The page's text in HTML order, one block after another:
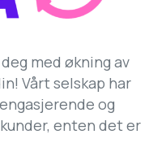
med økning av
Vårt selskap har
og
enten det er